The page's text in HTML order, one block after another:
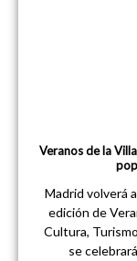
Veranos de la
Madrid volverá
edición de
Cultura,
se